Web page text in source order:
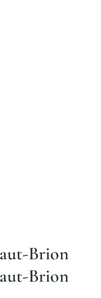
Brion
Brion